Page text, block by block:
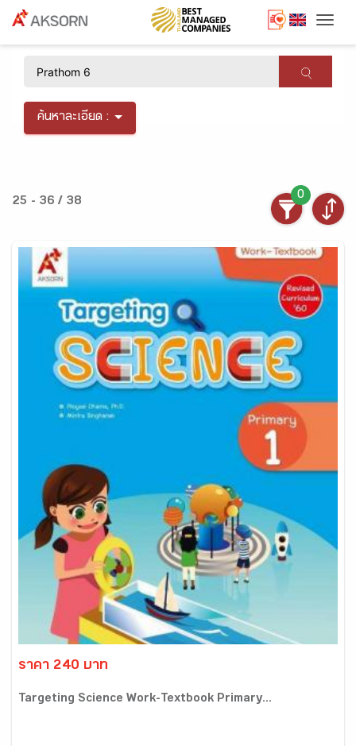
ค้นหาละเอียด :
25 - 36 / 38
0
ราคา 240 บาท
Targeting Science Work-Textbook Primary...